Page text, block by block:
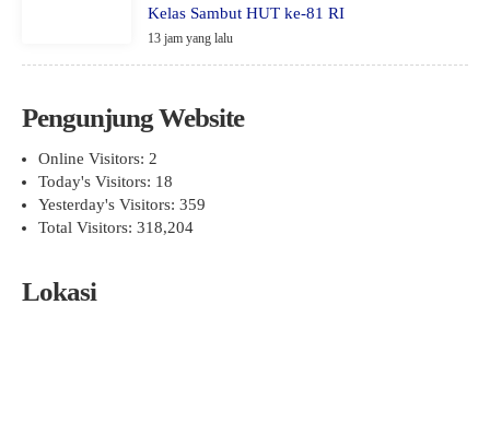
Kelas Sambut HUT ke-81 RI
13 jam yang lalu
Pengunjung Website
Online Visitors: 2
Today's Visitors: 18
Yesterday's Visitors: 359
Total Visitors: 318,204
Lokasi